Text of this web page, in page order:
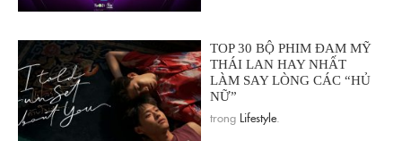
TOP 30 BỘ PHIM ĐAM MỸ
THÁI LAN HAY NHẤT
LÀM SAY LÒNG CÁC “HỦ
NỮ”
trong Lifestyle